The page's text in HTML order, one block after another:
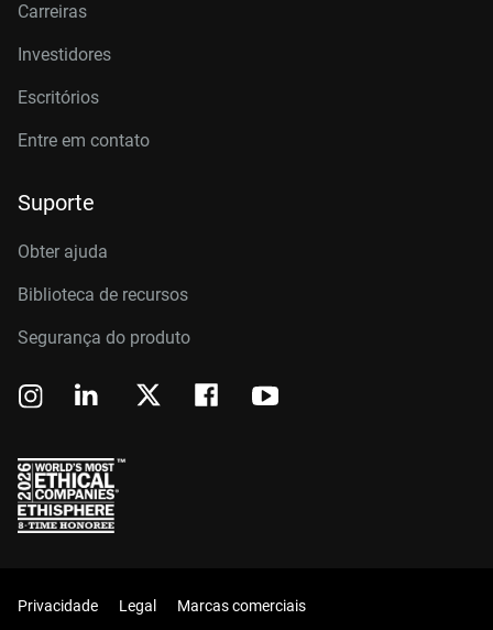
Carreiras
Investidores
Escritórios
Entre em contato
Suporte
Obter ajuda
Biblioteca de recursos
Segurança do produto
Privacidade Legal Marcas comerciais